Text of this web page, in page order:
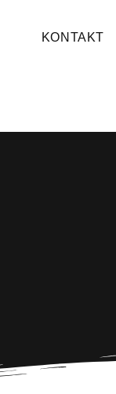
KONTAKT